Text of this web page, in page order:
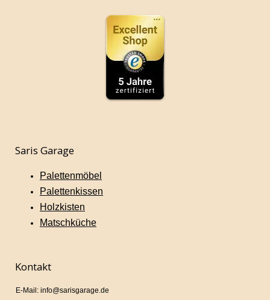
Saris Garage
Palettenmöbel
Palettenkissen
Holzkisten
Matschküche
Kontakt
E-Mail: info@sarisgarage.de